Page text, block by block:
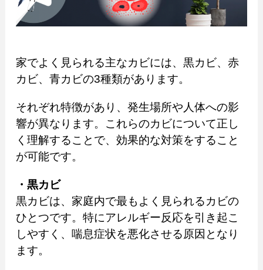
家でよく見られる主なカビには、黒カビ、赤
カビ、青カビの3種類があります。
それぞれ特徴があり、発生場所や人体への影
響が異なります。これらのカビについて正し
く理解することで、効果的な対策をすること
が可能です。
・黒カビ
黒カビは、家庭内で最もよく見られるカビの
ひとつです。特にアレルギー反応を引き起こ
しやすく、喘息症状を悪化させる原因となり
ます。